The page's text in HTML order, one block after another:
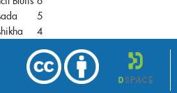
5
4